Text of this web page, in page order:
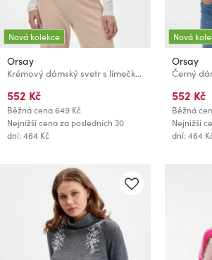
Nová kolekce
Orsay
Krémový dámský svetr s límečkem ORSAY
552 Kč
Běžná cena649 Kč
Nejnižší cena za posledních 30
dní: 464 Kč
Nová
Orsay
552 Kč
Běžná
Nejnižší
dní: 464